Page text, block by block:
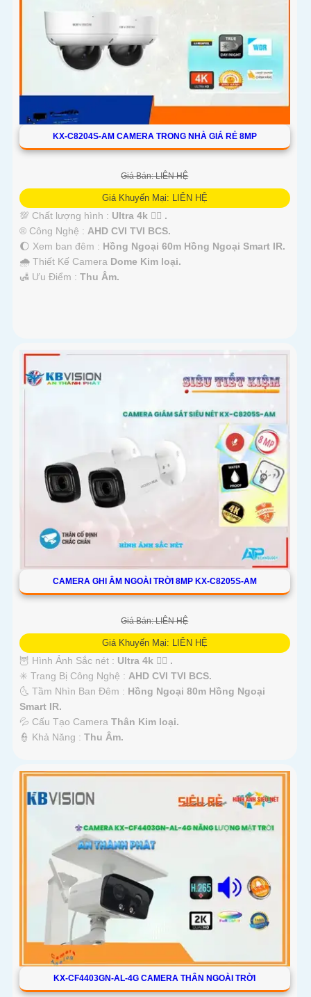
KX-C8204S-AM CAMERA TRONG NHÀ GIÁ RẺ 8MP
Giá Bán: LIÊN HỆ
Giá Khuyến Mại: LIÊN HỆ
💯 Chất lượng hình : Ultra 4k 👍🏾 .
®️ Công Nghệ : AHD CVI TVI BCS.
🌔 Xem ban đêm : Hồng Ngoại 60m Hồng Ngoại Smart IR.
🌧️ Thiết Kế Camera Dome Kim loại.
️🛃 Ưu Điểm : Thu Âm.
CAMERA GHI ÂM NGOÀI TRỜI 8MP KX-C8205S-AM
Giá Bán: LIÊN HỆ
Giá Khuyến Mại: LIÊN HỆ
🦉 Hình Ảnh Sắc nét : Ultra 4k 👍🏾 .
✳️ Trang Bị Công Nghệ : AHD CVI TVI BCS.
🌜 Tầm Nhìn Ban Đêm : Hồng Ngoại 80m Hồng Ngoại
Smart IR.
💦 Cấu Tạo Camera Thân Kim loại.
️👮 Khả Năng : Thu Âm.
KX-CF4403GN-AL-4G CAMERA THÂN NGOÀI TRỜI